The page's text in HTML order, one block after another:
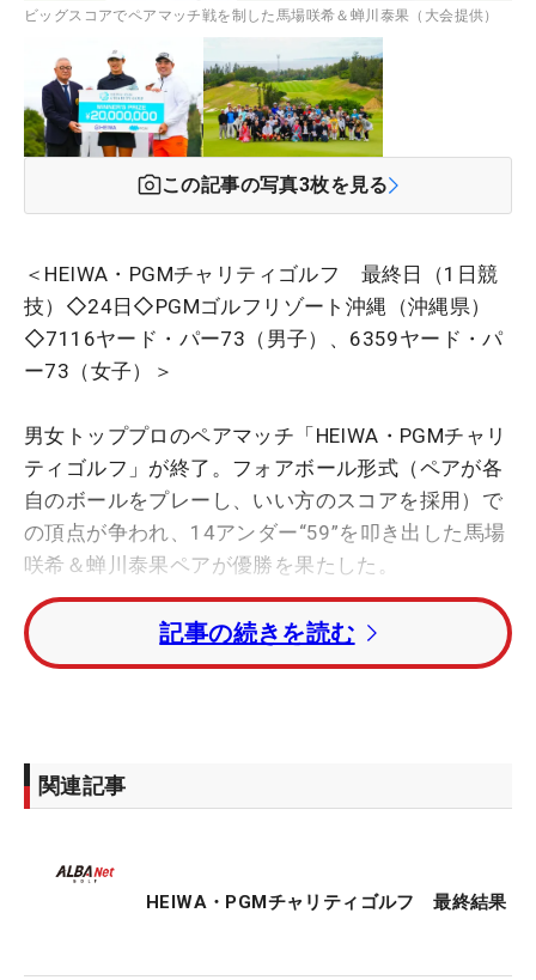
ビッグスコアでペアマッチ戦を制した馬場咲希＆蝉川泰果（大会提供）
この記事の写真3枚を見る
＜HEIWA・PGMチャリティゴルフ 最終日（1日競
技）◇24日◇PGMゴルフリゾート沖縄（沖縄県）
◇7116ヤード・パー73（男子）、6359ヤード・パ
ー73（女子）＞
男女トッププロのペアマッチ「HEIWA・PGMチャリ
ティゴルフ」が終了。フォアボール形式（ペアが各
自のボールをプレーし、いい方のスコアを採用）で
の頂点が争われ、14アンダー“59”を叩き出した馬場
咲希＆蝉川泰果ペアが優勝を果たした。
18歳の馬場は2022年の「全米女子アマ」覇者。昨
年のJLPGAプロテストに合格した期待のルーキー
賞金ランキングは2位に入った。若き飛ばし屋コン
ビが並みいるペアをおさえて、優勝賞金2000万円
トータル12アンダー・2位に河本結＆嘉数光倫。ト
記事の続きを読む
関連記事
HEIWA・PGMチャリティゴルフ 最終結果